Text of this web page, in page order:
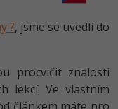
?, jsme se uvedli do
procvičit znalosti
lekcí. Ve vlastním